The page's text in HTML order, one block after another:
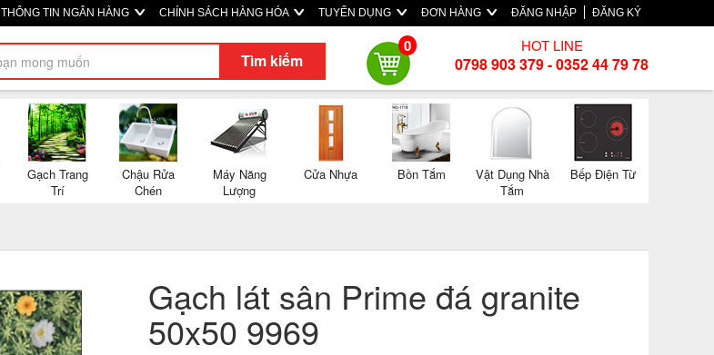
THÔNG TIN NGÂN HÀNG CHÍNH SÁCH HÀNG HÓA TUYỂN DỤNG ĐƠN HÀNG ĐĂNG NHẬP ĐĂNG KÝ
Tìm kiếm
0 HOT LINE
0798 903 379 - 0352 44 79 78
Gạch Trang
Trí
Chậu Rửa
Chén
Máy Năng
Lượng
Cửa Nhựa Bồn Tắm
Vật Dụng Nhà
Tắm
Bếp Điện Từ
Gạch lát sân Prime đá granite
50x50 9969